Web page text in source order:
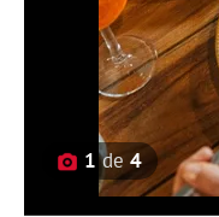
1de 4